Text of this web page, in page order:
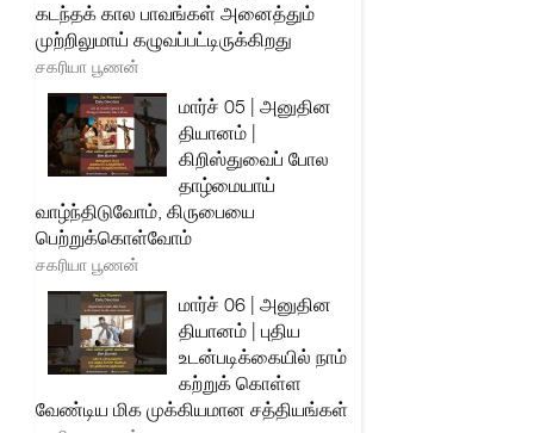
கடந்தக் கால பாவங்கள் அனைத்தும்
முற்றிலுமாய் கழுவப்பட்டிருக்கிறது
சகரியா பூணன்
மார்ச் 05 | அனுதின
தியானம் |
கிறிஸ்துவைப் போல
தாழ்மையாய்
வாழ்ந்திடுவோம், கிருபையை
பெற்றுக்கொள்வோம்
சகரியா பூணன்
மார்ச் 06 | அனுதின
தியானம் | புதிய
உடன்படிக்கையில் நாம்
கற்றுக் கொள்ள
வேண்டிய மிக முக்கியமான சத்தியங்கள்